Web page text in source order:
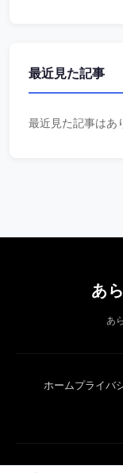
最近見た記事
最近見た記事はあ
あ
あ
ホームプライバ